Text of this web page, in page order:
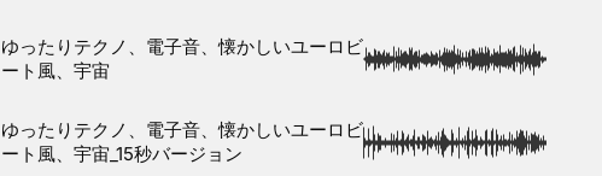
ゆったりテクノ、電子音、懐かしいユーロビ
ート風、宇宙
ゆったりテクノ、電子音、懐かしいユーロビ
ート風、宇宙_15秒バージョン